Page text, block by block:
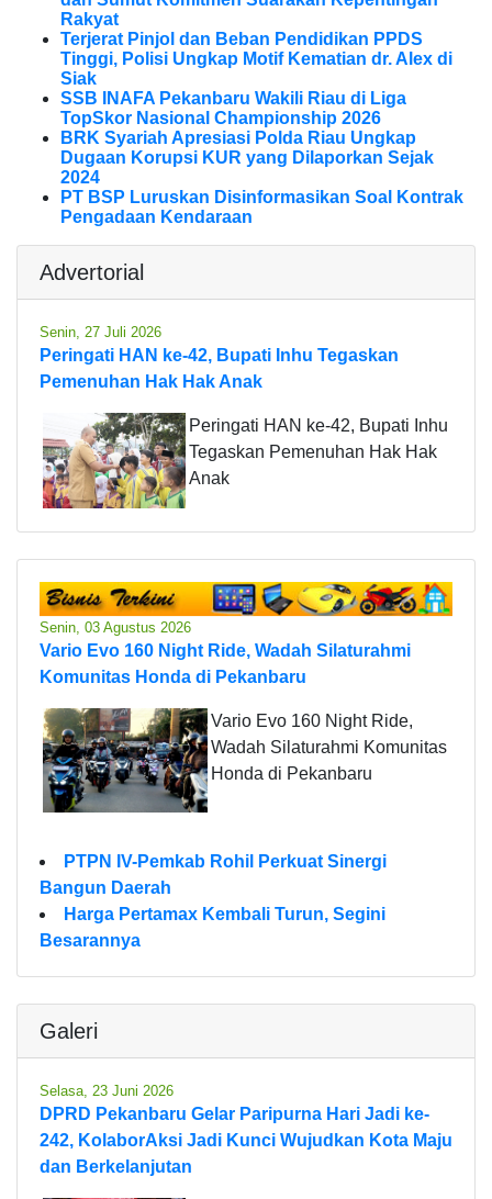
Rakyat
Terjerat Pinjol dan Beban Pendidikan PPDS
Tinggi, Polisi Ungkap Motif Kematian dr. Alex di
Siak
SSB INAFA Pekanbaru Wakili Riau di Liga
TopSkor Nasional Championship 2026
BRK Syariah Apresiasi Polda Riau Ungkap
Dugaan Korupsi KUR yang Dilaporkan Sejak
2024
PT BSP Luruskan Disinformasikan Soal Kontrak
Pengadaan Kendaraan
Advertorial
Senin, 27 Juli 2026
Peringati HAN ke-42, Bupati Inhu Tegaskan
Pemenuhan Hak Hak Anak
Peringati HAN ke-42, Bupati Inhu
Tegaskan Pemenuhan Hak Hak
Anak
Senin, 03 Agustus 2026
Vario Evo 160 Night Ride, Wadah Silaturahmi
Komunitas Honda di Pekanbaru
Vario Evo 160 Night Ride,
Wadah Silaturahmi Komunitas
Honda di Pekanbaru
PTPN IV-Pemkab Rohil Perkuat Sinergi
Bangun Daerah
Harga Pertamax Kembali Turun, Segini
Besarannya
Galeri
Selasa, 23 Juni 2026
DPRD Pekanbaru Gelar Paripurna Hari Jadi ke-
242, KolaborAksi Jadi Kunci Wujudkan Kota Maju
dan Berkelanjutan